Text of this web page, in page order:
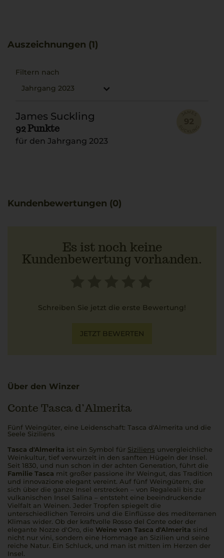
Auszeichnungen (1)
Filtern nach
Jahrgang 2023
James Suckling
92 Punkte
für den Jahrgang 2023
Kundenbewertungen (0)
Es ist noch keine
Kundenbewertung vorhanden.
Schreiben Sie jetzt die erste Bewertung!
JETZT BEWERTEN
Über den Winzer
Conte Tasca d’Almerita
Fünf Weingüter, eine Leidenschaft: Tasca d'Almerita und die
Seele Siziliens
Tasca d'Almerita ist ein Symbol für Siziliens unvergleichliche
Weinkultur, tief verwurzelt in den sanften Hügeln der Insel.
Seit 1830, und nun schon in der achten Generation, führt die
Familie Tasca mit großer passione ihr Weingut, das Tradition
und innovazione elegant vereint. Auf fünf Weingütern, die
sich über die ganze Insel erstrecken – von Regaleali bis zur
vulkanischen Insel Salina – entsteht eine beeindruckende
Vielfalt an Weinen. Jeder Tropfen spiegelt die
unterschiedlichen Terroirs und die Einflüsse des mediterranen
Klimas wider. Ob der kraftvolle Rosso del Conte oder der
elegante Nozze d'Oro, die Weine von Tasca d'Almerita sind
nicht nur vini, sondern eine Hommage an Sizilien und seine
reiche Natur. Ein Schluck, und man ist mitten im Herzen der
Insel.